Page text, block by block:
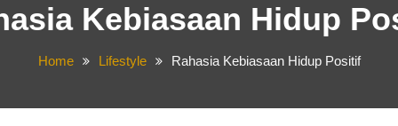
Kebiasaan Hidup
Home Lifestyle Rahasia Kebiasaan Hidup Positif